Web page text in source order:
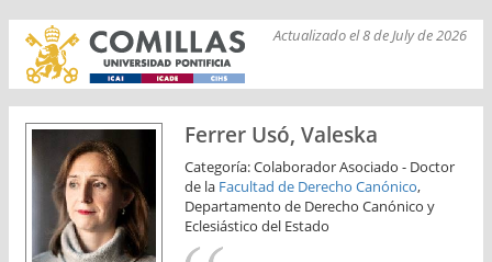
Actualizado el 8 de July de 2026
Ferrer Usó, Valeska
Categoría: Colaborador Asociado - Doctor
de la Facultad de Derecho Canónico,
Departamento de Derecho Canónico y
Eclesiástico del Estado